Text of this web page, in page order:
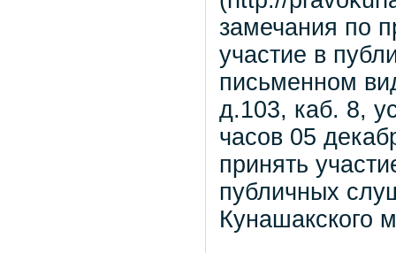
замечания по
участие в
письменном
д.103, каб. 8,
часов 05
принять
публичных
Кунашакского